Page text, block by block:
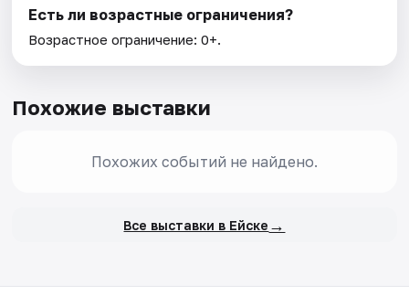
Есть ли возрастные ограничения?
Возрастное ограничение: 0+.
Похожие выставки
Похожих событий не найдено.
Все выставки в Ейске →